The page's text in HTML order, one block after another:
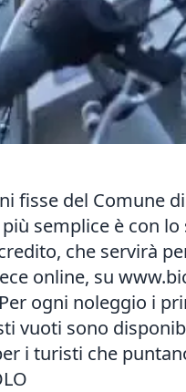
fisse del Comune
semplice è con
che servirà
online, su
ogni noleggio i
vuoti sono
i turisti che